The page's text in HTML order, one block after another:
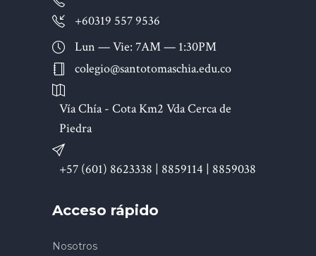
+60319 557 9536
Lun — Vie: 7AM — 1:30PM
colegio@santotomaschia.edu.co
Vía Chía - Cota Km2 Vda Cerca de
Piedra
+57 (601) 8623338 | 8859114 | 8859038
Acceso rápido
Nosotros